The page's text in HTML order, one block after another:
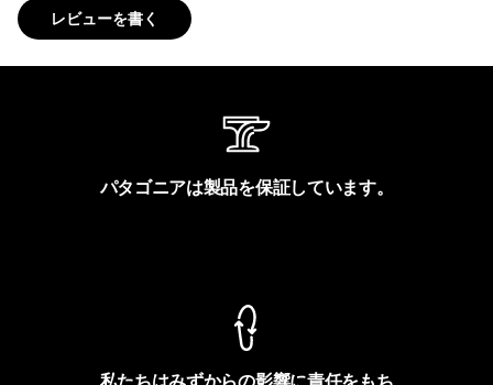
レビューを書く
パタゴニアは製品を保証しています。